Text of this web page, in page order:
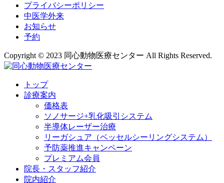
プライバシーポリシー
中医学外来
お知らせ
予約
Copyright © 2023 同心動物医療センター All Rights Reserved.
トップ
診療案内
価格表
ソノサージ+乳化吸引システム
半導体レーザー治療
リーガシュア（ベッセルシーリングシステム）
予防薬推進キャンペーン
プレミアム会員
院長・ スタッフ紹介
院内紹介